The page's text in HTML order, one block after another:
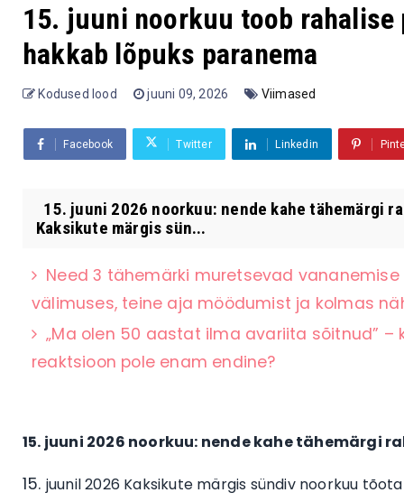
15. juuni noorkuu toob
hakkab lõpuks paranema
Kodused lood juuni 09, 2026 Viimased
Facebook Twitter Linkedin
15. juuni 2026 noorkuu: nende kahe tähemärgi
Kaksikute märgis sün...
Need 3 tähemärki muretsevad
välimuses, teine aja möödumist ja kolmas
„Ma olen 50 aastat ilma avariita sõitnud”
reaktsioon pole enam endine?
15. juuni 2026 noorkuu: nende kahe tähemärgi
juunil 2026 Kaksikute märgis sündiv noorkuu